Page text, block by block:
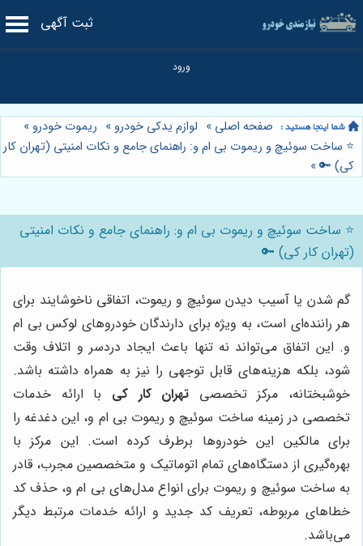
ثبت آگهی
صفحه اصلی » لوازم یدکی خودرو » ریموت خودرو »
⭐️ ساخت سوئیچ و ریموت بی ام و: راهنمای جامع و نکات امنیتی (تهران کار
کی) 🔑»
⭐️ ساخت سوئیچ و ریموت بی ام و: راهنمای جامع و نکات امنیتی
(تهران کار کی) 🔑
گم شدن یا آسیب دیدن سوئیچ و ریموت، اتفاقی ناخوشایند برای
هر راننده‌ای است، به ویژه برای دارندگان خودروهای لوکس بی ام
و. این اتفاق می‌تواند نه تنها باعث ایجاد دردسر و اتلاف وقت
شود، بلکه هزینه‌های قابل توجهی را نیز به همراه داشته باشد.
خوشبختانه، مرکز تخصصی تهران کار کی با ارائه خدمات
تخصصی در زمینه ساخت سوئیچ و ریموت بی ام و، این دغدغه را
برای مالکین این خودروها برطرف کرده است. این مرکز با
بهره‌گیری از دستگاه‌های تمام اتوماتیک و متخصصین مجرب، قادر
به ساخت سوئیچ و ریموت برای انواع مدل‌های بی ام و، حذف کد
خطاهای مربوطه، تعریف کد جدید و ارائه خدمات مرتبط دیگر
می‌باشد.